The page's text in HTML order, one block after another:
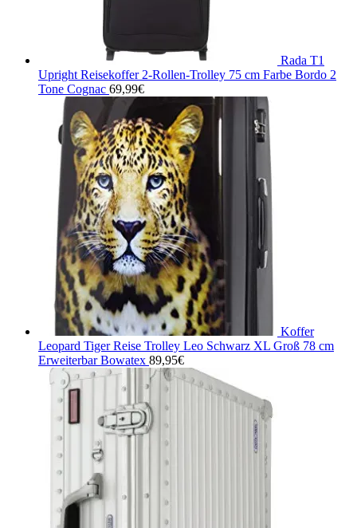
Rada T1
Upright Reisekoffer 2-Rollen-Trolley 75 cm Farbe Bordo 2
Tone Cognac 69,99€
Koffer
Leopard Tiger Reise Trolley Leo Schwarz XL Groß 78 cm
Erweiterbar Bowatex 89,95€